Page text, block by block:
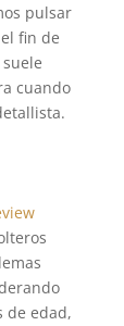
pulsar
fin de
cuando
de edad,